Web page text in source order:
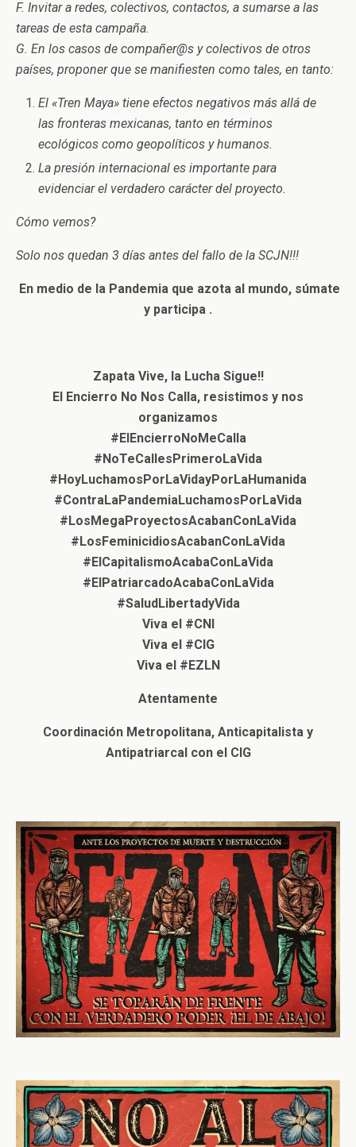
F. Invitar a redes, colectivos, contactos, a sumarse a las
tareas de esta campaña.
G. En los casos de compañer@s y colectivos de otros
países, proponer que se manifiesten como tales, en tanto:
El «Tren Maya» tiene efectos negativos más allá de
las fronteras mexicanas, tanto en términos
ecológicos como geopolíticos y humanos.
La presión internacional es importante para
evidenciar el verdadero carácter del proyecto.
Cómo vemos?
Solo nos quedan 3 días antes del fallo de la SCJN!!!
En medio de la Pandemia que azota al mundo, súmate
y participa .
Zapata Vive, la Lucha Sigue!!
El Encierro No Nos Calla, resistimos y nos
organizamos
#ElEncierroNoMeCalla
#NoTeCallesPrimeroLaVida
#HoyLuchamosPorLaVidayPorLaHumanida
#ContraLaPandemiaLuchamosPorLaVida
#LosMegaProyectosAcabanConLaVida
#LosFeminicidiosAcabanConLaVida
#ElCapitalismoAcabaConLaVida
#ElPatriarcadoAcabaConLaVida
#SaludLibertadyVida
Viva el #CNI
Viva el #CIG
Viva el #EZLN
Atentamente
Coordinación Metropolitana, Anticapitalista y
Antipatriarcal con el CIG